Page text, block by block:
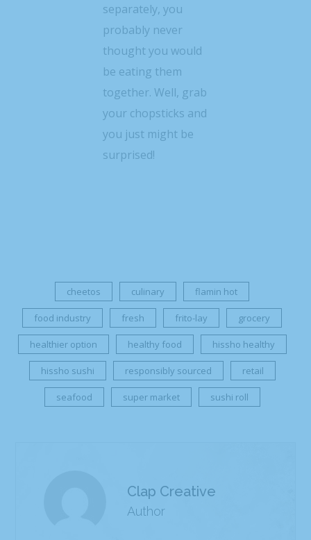
separately, you
probably never
thought you would
be eating them
together. Well, grab
your chopsticks and
you just might be
surprised!
cheetos culinary flamin hot
food industry fresh frito-lay grocery
healthier option healthy food hissho healthy
hissho sushi responsibly sourced retail
seafood super market sushi roll
Clap Creative
Author